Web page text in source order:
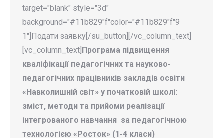
target="blank" style="3d"
background="#11b829"f"color="#11b829"f"9
1"]Подати заявку[/su_button] [/vc_column_text]
[vc_column_text] Програма підвищення
кваліфікації педагогічних та науково-
педагогічних працівників закладів освіти
«Навколишній світ» у початковій школі:
зміст, методи та прийоми реалізації
інтегрованого навчання за педагогічною
технологією «Росток» (1-4 класи)